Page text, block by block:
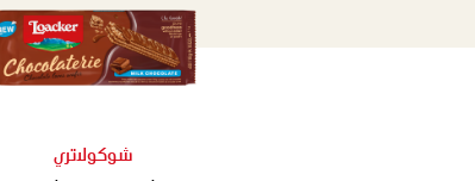
شوكولاتري